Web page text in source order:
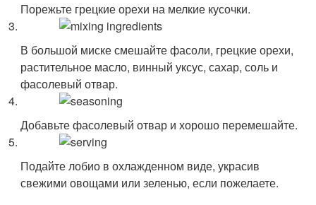
Порежьте грецкие орехи на мелкие кусочки.
В большой миске смешайте фасоли, грецкие орехи,
растительное масло, винный уксус, сахар, соль и
фасолевый отвар.
Добавьте фасолевый отвар и хорошо перемешайте.
Подайте лобио в охлажденном виде, украсив
свежими овощами или зеленью, если пожелаете.